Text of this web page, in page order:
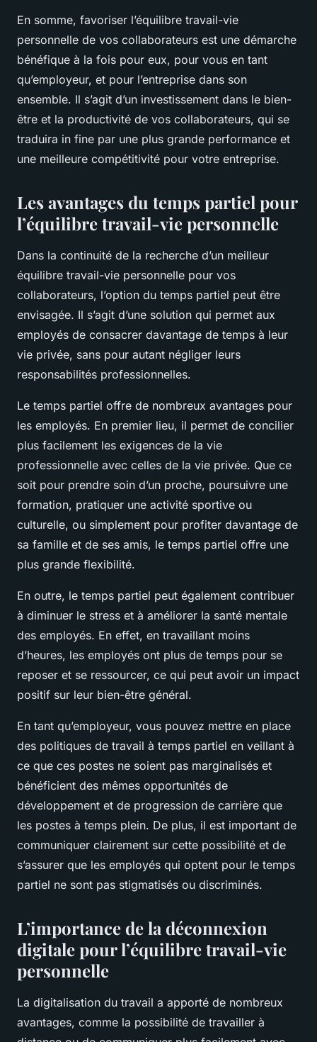
En somme, favoriser l’équilibre travail-vie
personnelle de vos collaborateurs est une démarche
bénéfique à la fois pour eux, pour vous en tant
qu’employeur, et pour l’entreprise dans son
ensemble. Il s’agit d’un investissement dans le bien-
être et la productivité de vos collaborateurs, qui se
traduira in fine par une plus grande performance et
une meilleure compétitivité pour votre entreprise.
Les avantages du temps partiel pour
l’équilibre travail-vie personnelle
Dans la continuité de la recherche d’un meilleur
équilibre travail-vie personnelle pour vos
collaborateurs, l’option du temps partiel peut être
envisagée. Il s’agit d’une solution qui permet aux
employés de consacrer davantage de temps à leur
vie privée, sans pour autant négliger leurs
responsabilités professionnelles.
Le temps partiel offre de nombreux avantages pour
les employés. En premier lieu, il permet de concilier
plus facilement les exigences de la vie
professionnelle avec celles de la vie privée. Que ce
soit pour prendre soin d’un proche, poursuivre une
formation, pratiquer une activité sportive ou
culturelle, ou simplement pour profiter davantage de
sa famille et de ses amis, le temps partiel offre une
plus grande flexibilité.
En outre, le temps partiel peut également contribuer
à diminuer le stress et à améliorer la santé mentale
des employés. En effet, en travaillant moins
d’heures, les employés ont plus de temps pour se
reposer et se ressourcer, ce qui peut avoir un impact
positif sur leur bien-être général.
En tant qu’employeur, vous pouvez mettre en place
des politiques de travail à temps partiel en veillant à
ce que ces postes ne soient pas marginalisés et
bénéficient des mêmes opportunités de
développement et de progression de carrière que
les postes à temps plein. De plus, il est important de
communiquer clairement sur cette possibilité et de
s’assurer que les employés qui optent pour le temps
partiel ne sont pas stigmatisés ou discriminés.
L’importance de la déconnexion
digitale pour l’équilibre travail-vie
personnelle
La digitalisation du travail a apporté de nombreux
avantages, comme la possibilité de travailler à